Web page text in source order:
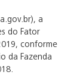
a
do Fator
conforme
da Fazenda